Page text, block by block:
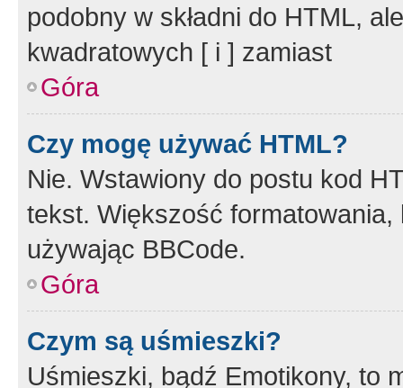
podobny w składni do HTML,
kwadratowych [ i ] zamiast
Góra
Czy mogę używać HTML?
Nie. Wstawiony do postu kod
tekst. Większość
używając BBCode.
Góra
Czym są uśmieszki?
Uśmieszki, bądź Emotikony, to